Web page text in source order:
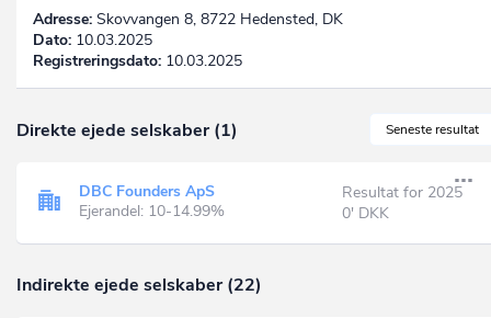
Adresse: Skovvangen 8, 8722 Hedensted, DK
Dato: 10.03.2025
Registreringsdato: 10.03.2025
Seneste resultat
Direkte ejede selskaber (1)
DBC Founders ApS
Ejerandel: 10-14.99%
Resultat for 2025
0' DKK
Indirekte ejede selskaber (22)